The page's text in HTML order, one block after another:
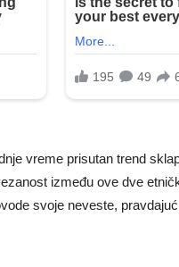
vreme prisutan trend
između ove dve
svoje neveste,